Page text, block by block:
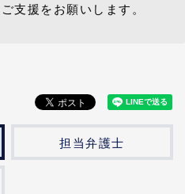
支援をお願いします。
担当弁護士